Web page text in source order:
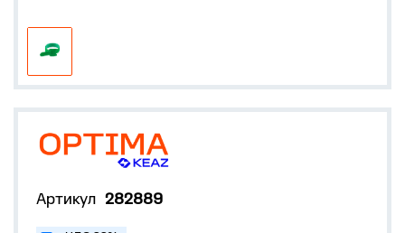
Артикул 282889